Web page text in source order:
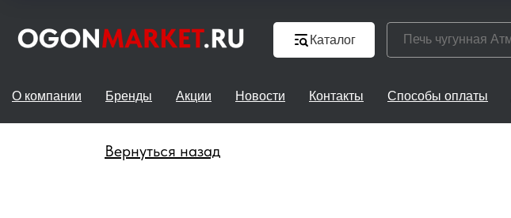
Каталог
О компании Бренды Акции Новости Контакты Способы оплаты
Вернуться назад